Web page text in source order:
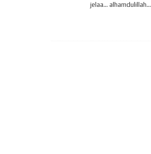
jelaa... alhamdulillah...